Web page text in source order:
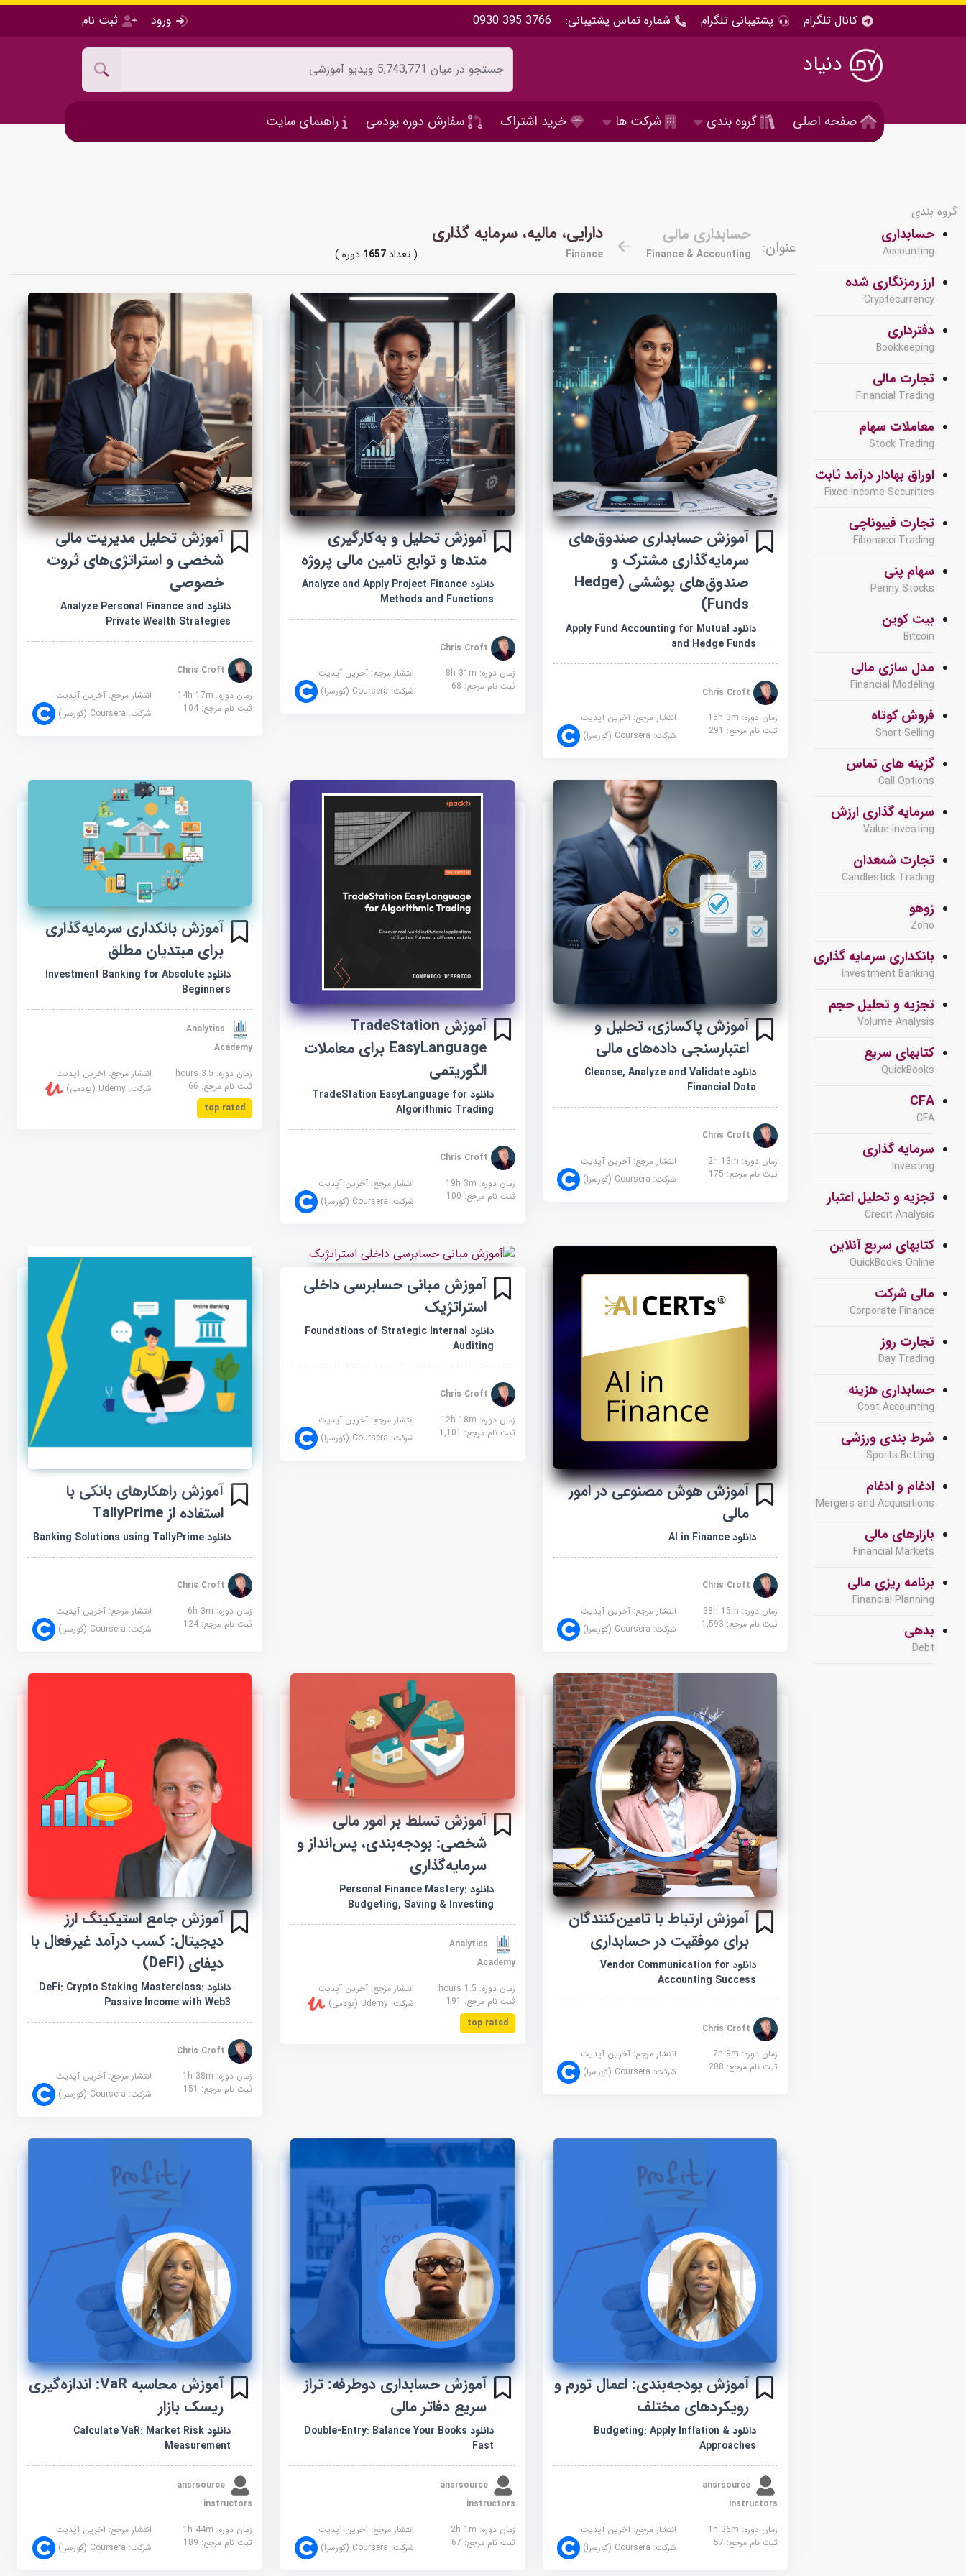
کانال تلگرام پشتیبانی تلگرام شماره تماس پشتیبانی: 0930 395 3766 ورود ثبت نام
دنیاد
صفحه اصلی گروه بندی شرکت ها خرید اشتراک سفارش دوره یودمی راهنمای سایت
گروه بندی
حسابداری
Accounting
ارز رمزنگاری شده
Cryptocurrency
دفترداری
Bookkeeping
تجارت مالی
Financial Trading
معاملات سهام
Stock Trading
اوراق بهادار درآمد ثابت
Fixed Income Securities
تجارت فیبوناچی
Fibonacci Trading
سهام پنی
Penny Stocks
بیت کوین
Bitcoin
مدل سازی مالی
Financial Modeling
فروش کوتاه
Short Selling
گزینه های تماس
Call Options
سرمایه گذاری ارزش
Value Investing
تجارت شمعدان
Candlestick Trading
زوهو
Zoho
بانکداری سرمایه گذاری
Investment Banking
تجزیه و تحلیل حجم
Volume Analysis
کتابهای سریع
QuickBooks
CFA
CFA
سرمایه گذاری
Investing
تجزیه و تحلیل اعتبار
Credit Analysis
کتابهای سریع آنلاین
QuickBooks Online
مالی شرکت
Corporate Finance
تجارت روز
Day Trading
حسابداری هزینه
Cost Accounting
شرط بندی ورزشی
Sports Betting
ادغام و ادغام
Mergers and Acquisitions
بازارهای مالی
Financial Markets
برنامه ریزی مالی
Financial Planning
بدهی
Debt
عنوان:
حسابداری مالی
Finance & Accounting
دارایی، مالیه، سرمایه گذاری
Finance ( تعداد1657 دوره )
آموزش حسابداری صندوق‌های
سرمایه‌گذاری مشترک و
صندوق‌های پوششی (Hedge
Funds)
دانلود Apply Fund Accounting for Mutual
and Hedge Funds
زمان دوره: 15h 3m
انتشار مرجع: آخرین آپدیت
ثبت نام مرجع: 291 شرکت: Coursera (کورسرا)
آموزش تحلیل و به‌کارگیری
متدها و توابع تامین مالی پروژه
دانلود Analyze and Apply Project Finance
Methods and Functions
زمان دوره: 8h 31m
انتشار مرجع: آخرین آپدیت
ثبت نام مرجع: 68 شرکت: Coursera (کورسرا)
آموزش تحلیل مدیریت مالی
شخصی و استراتژی‌های ثروت
خصوصی
دانلود Analyze Personal Finance and
Private Wealth Strategies
Chris Croft
زمان دوره: 14h 17m
انتشار مرجع:آخرین آپدیت
ثبت نام مرجع: 104 شرکت: Coursera (کورسرا)
آموزش پاکسازی، تحلیل و
اعتبارسنجی داده‌های مالی
دانلود Cleanse, Analyze and Validate
Financial Data
زمان دوره: 2h 13m
انتشار مرجع: آخرین آپدیت
ثبت نام مرجع: 175 شرکت: Coursera (کورسرا)
آموزش TradeStation
EasyLanguage برای معاملات
الگوریتمی
دانلود TradeStation EasyLanguage for
Algorithmic Trading
زمان دوره: 19h 3m
انتشار مرجع: آخرین آپدیت
ثبت نام مرجع: 100 شرکت: Coursera (کورسرا)
آموزش بانکداری سرمایه‌گذاری
برای مبتدیان مطلق
دانلود Investment Banking for Absolute
Beginners
Analytics
Academy
زمان دوره: 3.5 hours
انتشار مرجع:آخرین آپدیت
ثبت نام مرجع: 66 شرکت:Udemy (یودمی)
top rated
آموزش هوش مصنوعی در امور
مالی
دانلود AI in Finance
زمان دوره: 38h 15m
انتشار مرجع: آخرین آپدیت
ثبت نام مرجع: 1,593 شرکت: Coursera (کورسرا)
آموزش مبانی حسابرسی داخلی
استراتژیک
دانلود Foundations of Strategic Internal
Auditing
زمان دوره: 12h 18m
انتشار مرجع: آخرین آپدیت
ثبت نام مرجع: 1,101 شرکت: Coursera (کورسرا)
آموزش راهکارهای بانکی با
استفاده از TallyPrime
دانلود Banking Solutions using TallyPrime
Chris Croft
زمان دوره: 6h 3m
انتشار مرجع:آخرین آپدیت
ثبت نام مرجع: 124 شرکت: Coursera (کورسرا)
آموزش ارتباط با تامین‌کنندگان
برای موفقیت در حسابداری
دانلود Vendor Communication for
Accounting Success
زمان دوره: 2h 9m
انتشار مرجع: آخرین آپدیت
ثبت نام مرجع: 208 شرکت: Coursera (کورسرا)
آموزش تسلط بر امور مالی
شخصی: بودجه‌بندی، پس‌انداز و
سرمایه‌گذاری
دانلود Personal Finance Mastery:
Budgeting, Saving & Investing
Analytics
Academy
زمان دوره: 1.5 hours
انتشار مرجع: آخرین آپدیت
ثبت نام مرجع: 191 شرکت: Udemy (یودمی)
top rated
آموزش جامع استیکینگ ارز
دیجیتال: کسب درآمد غیرفعال با
دیفای (DeFi)
دانلود DeFi: Crypto Staking Masterclass:
Passive Income with Web3
Chris Croft
زمان دوره: 1h 38m
انتشار مرجع:آخرین آپدیت
ثبت نام مرجع: 151 شرکت: Coursera (کورسرا)
آموزش بودجه‌بندی: اعمال تورم و
رویکردهای مختلف
دانلود Budgeting: Apply Inflation &
Approaches
ansrsource
instructors
زمان دوره: 1h 36m
انتشار مرجع: آخرین آپدیت
ثبت نام مرجع: 57 شرکت: Coursera (کورسرا)
آموزش حسابداری دوطرفه: تراز
سریع دفاتر مالی
دانلود Double-Entry: Balance Your Books
Fast
ansrsource
instructors
زمان دوره: 2h 1m
انتشار مرجع: آخرین آپدیت
ثبت نام مرجع: 67 شرکت: Coursera (کورسرا)
آموزش محاسبه VaR: اندازه‌گیری
ریسک بازار
دانلود Calculate VaR: Market Risk
Measurement
ansrsource
instructors
زمان دوره: 1h 44m
انتشار مرجع:آخرین آپدیت
ثبت نام مرجع: 189 شرکت: Coursera (کورسرا)